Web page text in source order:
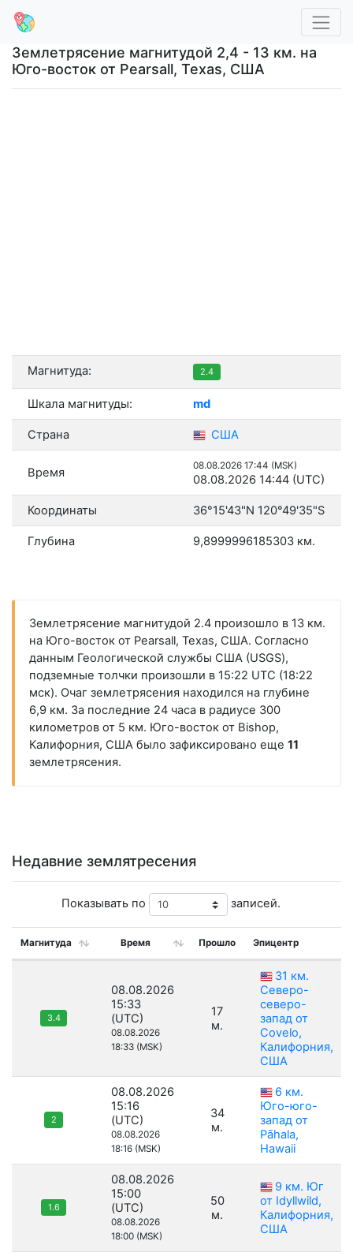
Землетрясение магнитудой 2,4 - 13 км. на
Юго-восток от Pearsall, Texas, США
Магнитуда: 2.4
Шкала магнитуды: md
Страна США
Время 08.08.2026 17:44 (MSK)
08.08.2026 14:44 (UTC)
Координаты 36°15'43"N 120°49'35"S
Глубина 9,8999996185303 км.
Землетрясение магнитудой 2.4 произошло в 13 км.
на Юго-восток от Pearsall, Texas, США. Согласно
данным Геологической службы США (USGS),
подземные толчки произошли в 15:22 UTC (18:22
мск). Очаг землетрясения находился на глубине
6,9 км. За последние 24 часа в радиусе 300
километров от 5 км. Юго-восток от Bishop,
Калифорния, США было зафиксировано еще 11
землетрясения.
Недавние землятресения
Показывать по записей.
Магнитуда Время Прошло Эпицентр
3.4
08.08.2026
15:33
(UTC)
08.08.2026
18:33 (MSK)
17
м.
31 км.
Северо-
северо-
запад от
Covelo,
Калифорния,
США
2
08.08.2026
15:16
(UTC)
08.08.2026
18:16 (MSK)
34
м.
6 км.
Юго-юго-
запад от
Pāhala,
Hawaii
1.6
08.08.2026
15:00
(UTC)
08.08.2026
18:00 (MSK)
50
м.
9 км. Юг
от Idyllwild,
Калифорния,
США